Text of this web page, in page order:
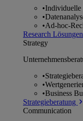
•Individuelle
•
•Ad-hoc-
Research Lösungen
Strategy
•
•
•Business
Strategieberatung
Communication